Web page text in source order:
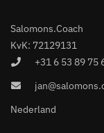
Salomons.Coach
KvK: 72129131
+31 6 53 89 75
Nederland